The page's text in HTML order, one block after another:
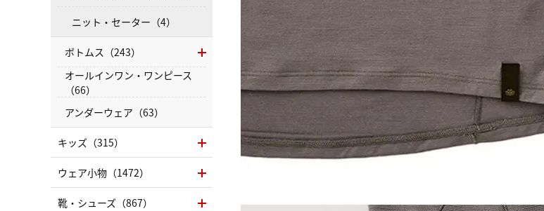
ニット・セーター（4）
ボトムス（243）
オールインワン・ワンピース
（66）
アンダーウェア（63）
キッズ（315）
ウェア小物（1472）
靴・シューズ（867）